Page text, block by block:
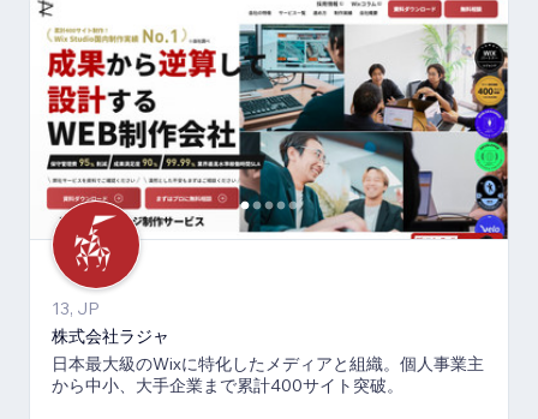
13, JP
株式会社ラジャ
日本最大級のWixに特化したメディアと組織。個人事業主
から中小、大手企業まで累計400サイト突破。